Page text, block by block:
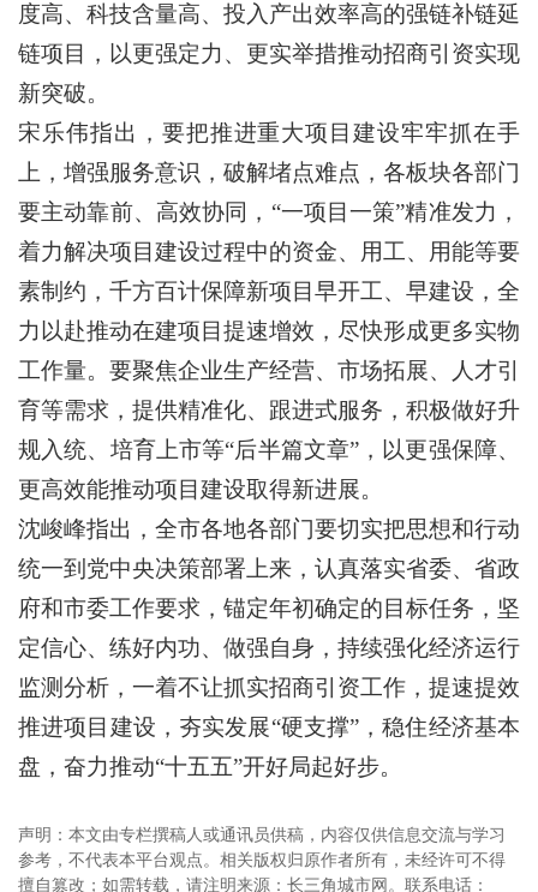
度高、科技含量高、投入产出效率高的强链补链延
链项目，以更强定力、更实举措推动招商引资实现
新突破。
宋乐伟指出，要把推进重大项目建设牢牢抓在手
上，增强服务意识，破解堵点难点，各板块各部门
要主动靠前、高效协同，“一项目一策”精准发力，
着力解决项目建设过程中的资金、用工、用能等要
素制约，千方百计保障新项目早开工、早建设，全
力以赴推动在建项目提速增效，尽快形成更多实物
工作量。要聚焦企业生产经营、市场拓展、人才引
育等需求，提供精准化、跟进式服务，积极做好升
规入统、培育上市等“后半篇文章”，以更强保障、
更高效能推动项目建设取得新进展。
沈峻峰指出，全市各地各部门要切实把思想和行动
统一到党中央决策部署上来，认真落实省委、省政
府和市委工作要求，锚定年初确定的目标任务，坚
定信心、练好内功、做强自身，持续强化经济运行
监测分析，一着不让抓实招商引资工作，提速提效
推进项目建设，夯实发展“硬支撑”，稳住经济基本
盘，奋力推动“十五五”开好局起好步。
声明：本文由专栏撰稿人或通讯员供稿，内容仅供信息交流与学习
参考，不代表本平台观点。相关版权归原作者所有，未经许可不得
擅自篡改；如需转载，请注明来源：长三角城市网。联系电话：